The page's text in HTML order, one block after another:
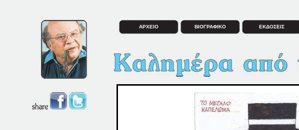
ΑΡΧΕΙΟ ΒΙΟΓΡΑΦΙΚΟ ΕΚΔΟΣΕΙΣ